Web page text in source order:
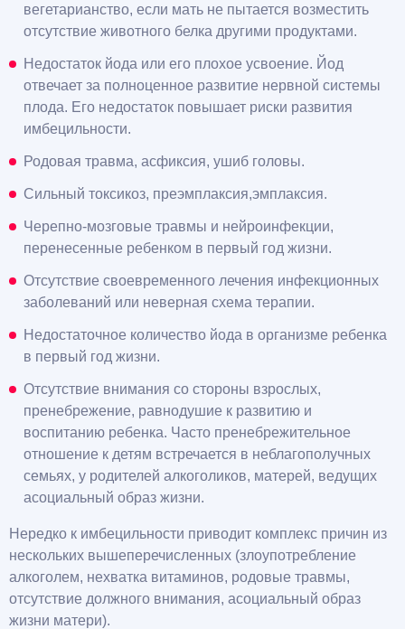
вегетарианство, если мать не пытается возместить
отсутствие животного белка другими продуктами.
Недостаток йода или его плохое усвоение. Йод
отвечает за полноценное развитие нервной системы
плода. Его недостаток повышает риски развития
имбецильности.
Родовая травма, асфиксия, ушиб головы.
Сильный токсикоз, преэмплаксия,эмплаксия.
Черепно-мозговые травмы и нейроинфекции,
перенесенные ребенком в первый год жизни.
Отсутствие своевременного лечения инфекционных
заболеваний или неверная схема терапии.
Недостаточное количество йода в организме ребенка
в первый год жизни.
Отсутствие внимания со стороны взрослых,
пренебрежение, равнодушие к развитию и
воспитанию ребенка. Часто пренебрежительное
отношение к детям встречается в неблагополучных
семьях, у родителей алкоголиков, матерей, ведущих
асоциальный образ жизни.
Нередко к имбецильности приводит комплекс причин из
нескольких вышеперечисленных (злоупотребление
алкоголем, нехватка витаминов, родовые травмы,
отсутствие должного внимания, асоциальный образ
жизни матери).